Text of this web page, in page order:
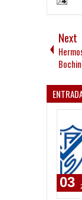
Next
03